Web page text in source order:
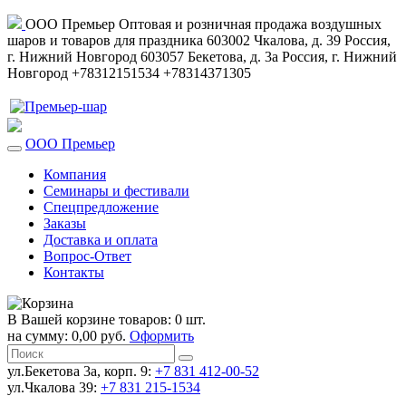
ООО Премьер Оптовая и розничная продажа воздушных
шаров и товаров для праздника 603002 Чкалова, д. 39 Россия,
г. Нижний Новгород 603057 Бекетова, д. 3а Россия, г. Нижний
Новгород +78312151534 +78314371305
ООО Премьер
Компания
Семинары и фестивали
Спецпредложение
Заказы
Доставка и оплата
Вопрос-Ответ
Контакты
В Вашей корзине товаров: 0 шт.
на сумму: 0,00 руб. Оформить
ул.Бекетова 3а, корп. 9: +7 831 412-00-52
ул.Чкалова 39: +7 831 215-1534